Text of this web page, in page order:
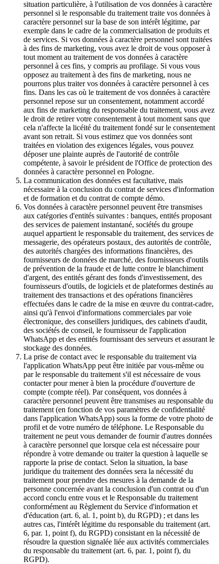
situation particulière, à l'utilisation de vos données à caractère
personnel si le responsable du traitement traite vos données à
caractère personnel sur la base de son intérêt légitime, par
exemple dans le cadre de la commercialisation de produits et
de services. Si vos données à caractère personnel sont traitées
à des fins de marketing, vous avez le droit de vous opposer à
tout moment au traitement de vos données à caractère
personnel à ces fins, y compris au profilage. Si vous vous
opposez au traitement à des fins de marketing, nous ne
pourrons plus traiter vos données à caractère personnel à ces
fins. Dans les cas où le traitement de vos données à caractère
personnel repose sur un consentement, notamment accordé
aux fins de marketing du responsable du traitement, vous avez
le droit de retirer votre consentement à tout moment sans que
cela n'affecte la licéité du traitement fondé sur le consentement
avant son retrait. Si vous estimez que vos données sont
traitées en violation des exigences légales, vous pouvez
déposer une plainte auprès de l'autorité de contrôle
compétente, à savoir le président de l'Office de protection des
données à caractère personnel en Pologne.
La communication des données est facultative, mais
nécessaire à la conclusion du contrat de services d'information
et de formation et du contrat de compte démo.
Vos données à caractère personnel peuvent être transmises
aux catégories d'entités suivantes : banques, entités proposant
des services de paiement instantané, sociétés du groupe
auquel appartient le responsable du traitement, des services de
messagerie, des opérateurs postaux, des autorités de contrôle,
des autorités chargées des informations financières, des
fournisseurs de données de marché, des fournisseurs d'outils
de prévention de la fraude et de lutte contre le blanchiment
d'argent, des entités gérant des fonds d'investissement, des
fournisseurs d'outils, de logiciels et de plateformes destinés au
traitement des transactions et des opérations financières
effectuées dans le cadre de la mise en œuvre du contrat-cadre,
ainsi qu'à l'envoi d'informations commerciales par voie
électronique, des conseillers juridiques, des cabinets d'audit,
des sociétés de conseil, le fournisseur de l'application
WhatsApp et des entités fournissant des serveurs et assurant le
stockage des données.
La prise de contact avec le responsable du traitement via
l'application WhatsApp peut être initiée par vous-même ou
par le responsable du traitement s'il est nécessaire de vous
contacter pour mener à bien la procédure d'ouverture de
compte (compte réel). Par conséquent, vos données à
caractère personnel peuvent être transmises au responsable du
traitement (en fonction de vos paramètres de confidentialité
dans l'application WhatsApp) sous la forme de votre photo de
profil et de votre numéro de téléphone. Le Responsable du
traitement ne peut vous demander de fournir d'autres données
à caractère personnel que lorsque cela est nécessaire pour
répondre à votre demande ou traiter la question à laquelle se
rapporte la prise de contact. Selon la situation, la base
juridique du traitement des données sera la nécessité du
traitement pour prendre des mesures à la demande de la
personne concernée avant la conclusion d'un contrat ou d'un
accord conclu entre vous et le Responsable du traitement
conformément au Règlement du Service d'information et
d'éducation (art. 6, al. 1, point b), du RGPD) ; et dans les
autres cas, l'intérêt légitime du responsable du traitement (art.
6, par. 1, point f), du RGPD) consistant en la nécessité de
résoudre la question signalée liée aux activités commerciales
du responsable du traitement (art. 6, par. 1, point f), du
RGPD).